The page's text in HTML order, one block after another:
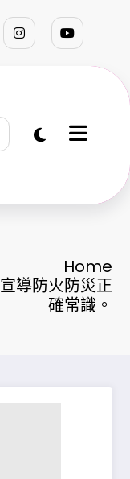
Home
導防火防災正
確常識。